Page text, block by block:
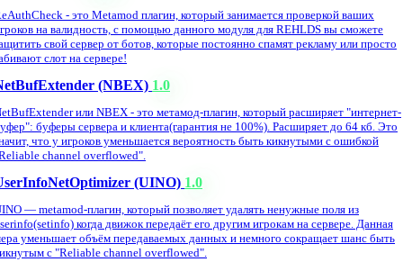
- это Metamod плагин, который занимается проверкой ваших
на валидность, с помощью данного модуля для REHLDS вы сможете
свой сервер от ботов, которые постоянно спамят рекламу или просто
слот на сервере!
(NBEX) 1.0
или NBEX - это метамод-плагин, который расширяет "интернет-
буферы сервера и клиента(гарантия не 100%). Расширяет до 64 кб. Это
что у игроков уменьшается вероятность быть кикнутыми с ошибкой
channel overflowed".
(UINO) 1.0
— metamod-плагин, который позволяет удалять ненужные поля из
когда движок передаёт его другим игрокам на сервере. Данная
уменьшает объём передаваемых данных и немного сокращает шанс быть
с "Reliable channel overflowed".